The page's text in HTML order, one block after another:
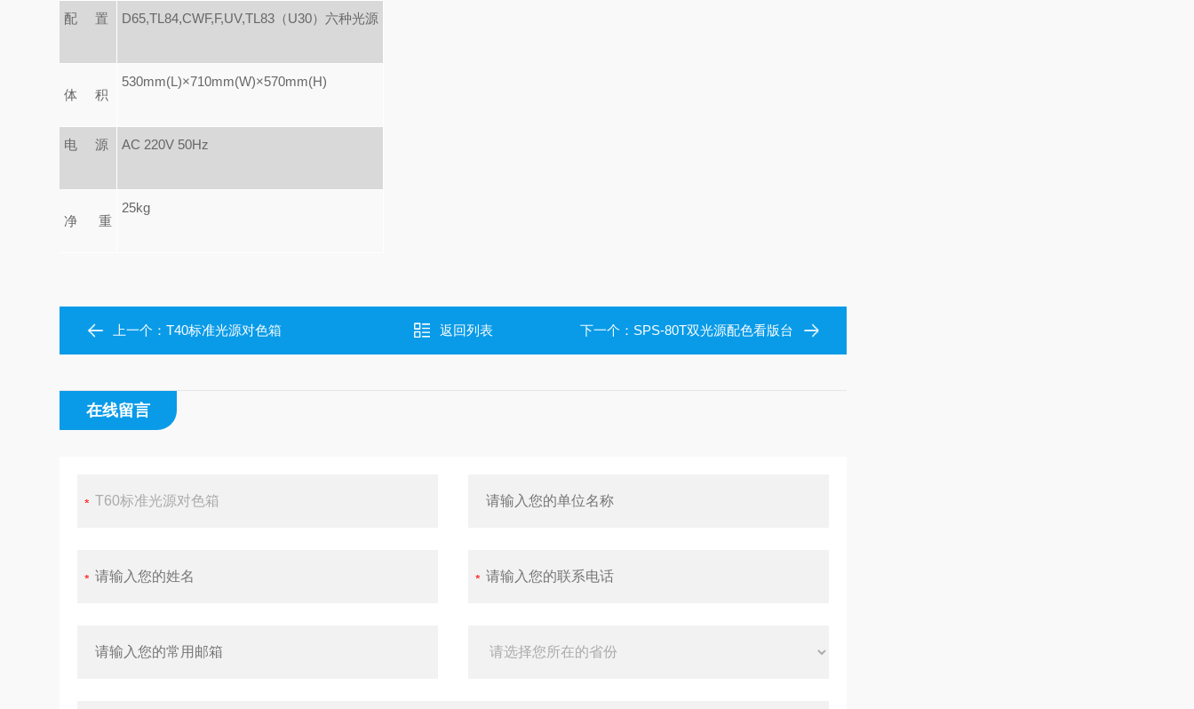
配 置 D65,TL84,CWF,F,UV,TL83 （U30）六种光源
体 积
530mm(L)×710mm(W)×570mm(H)
电 源 AC 220V 50Hz
净 重
25kg
上一个：T40标准光源对色箱 返回列表 下一个： SPS-80T双光源配色看版台
在线留言